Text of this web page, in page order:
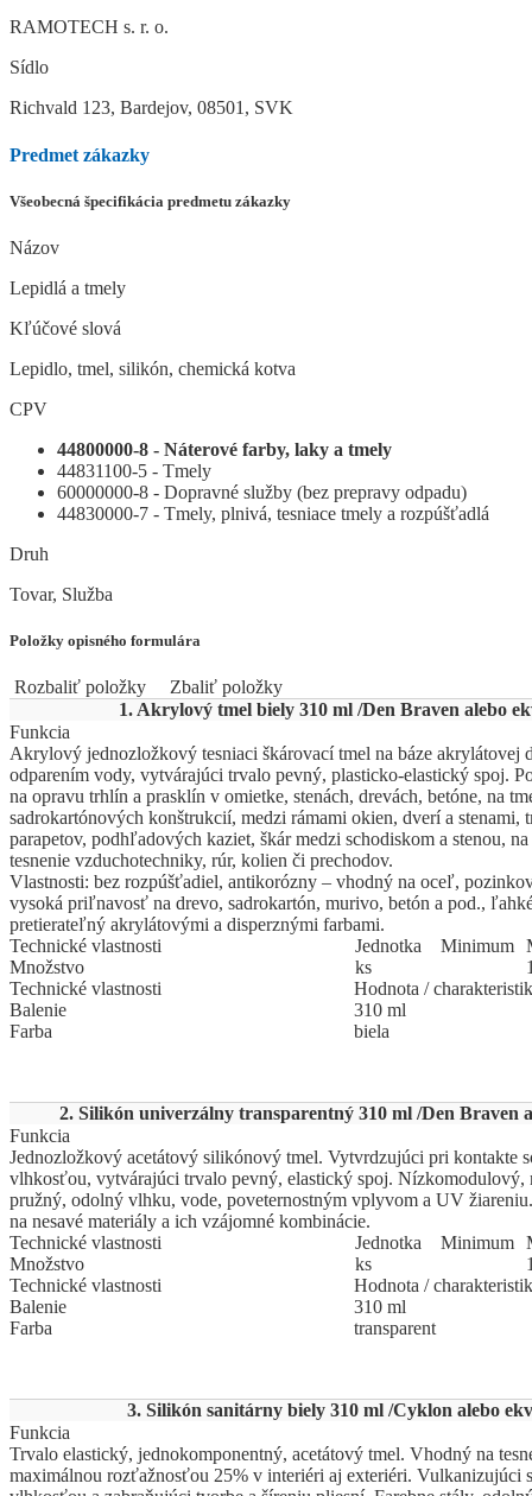
RAMOTECH s. r. o.
Sídlo
Richvald 123, Bardejov, 08501, SVK
Predmet zákazky
Všeobecná špecifikácia predmetu zákazky
Názov
Lepidlá a tmely
Kľúčové slová
Lepidlo, tmel, silikón, chemická kotva
CPV
44800000-8 - Náterové farby, laky a tmely
44831100-5 - Tmely
60000000-8 - Dopravné služby (bez prepravy odpadu)
44830000-7 - Tmely, plnivá, tesniace tmely a rozpúšťadlá
Druh
Tovar, Služba
Položky opisného formulára
Rozbaliť položky
Zbaliť položky
1. Akrylový tmel biely 310 ml /Den Braven alebo
Funkcia
Akrylový jednozložkový tesniaci škárovací tmel na báze akrylátovej
odparením vody, vytvárajúci trvalo pevný, plasticko-elastický spoj.
na opravu trhlín a prasklín v omietke, stenách, drevách, betóne, na
sadrokartónových konštrukcií, medzi rámami okien, dverí a stenami,
parapetov, podhľadových kaziet, škár medzi schodiskom a stenou,
tesnenie vzduchotechniky, rúr, kolien či prechodov.
Vlastnosti: bez rozpúšťadiel, antikorózny – vhodný na oceľ,
vysoká priľnavosť na drevo, sadrokartón, murivo, betón a pod.,
pretierateľný akrylátovými a disperznými farbami.
Technické vlastnosti
Jed­not­ka Mi­ni­mum
Množstvo
ks
Technické vlastnosti
Hodnota /
Balenie
310 ml
Farba
biela
2. Silikón univerzálny transparentný 310 ml /Den Braven
Funkcia
Jednozložkový acetátový silikónový tmel. Vytvrdzujúci pri kontakte
vlhkosťou, vytvárajúci trvalo pevný, elastický spoj. Nízkomodulový,
pružný, odolný vlhku, vode, poveternostným vplyvom a UV
na nesavé materiály a ich vzájomné kombinácie.
Technické vlastnosti
Jed­not­ka Mi­ni­mum
Množstvo
ks
Technické vlastnosti
Hodnota /
Balenie
310 ml
Farba
transparent
3. Silikón sanitárny biely 310 ml /Cyklon alebo
Funkcia
Trvalo elastický, jednokomponentný, acetátový tmel. Vhodný na
maximálnou rozťažnosťou 25% v interiéri aj exteriéri. Vulkanizujúci